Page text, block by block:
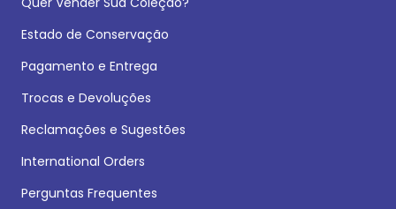
Estado de Conservação
Pagamento e Entrega
Trocas e Devoluções
Reclamações e Sugestões
International Orders
Perguntas Frequentes